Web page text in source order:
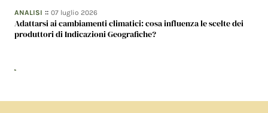
ANALISI ::07 luglio 2026
Adattarsi ai cambiamenti climatici: cosa influenza le scelte dei
produttori di Indicazioni Geografiche?